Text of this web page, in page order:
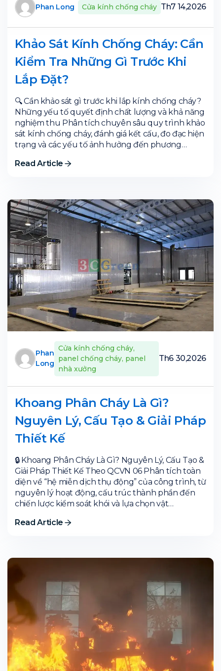
Phan Long Cửa kính chống cháy Th7 14,2026
Khảo Sát Kính Chống Cháy: Cần
Kiểm Tra Những Gì Trước Khi
Lắp Đặt?
🔍 Cần khảo sát gì trước khi lắp kính chống cháy?
Những yếu tố quyết định chất lượng và khả năng
nghiệm thu Phân tích chuyên sâu quy trình khảo
sát kính chống cháy, đánh giá kết cấu, đo đạc hiện
trạng và các yếu tố ảnh hưởng đến phương…
Read Article
Phan
Long
Cửa kính chống cháy,
panel chống cháy, panel
nhà xưởng
Th6 30,2026
Khoang Phân Cháy Là Gì?
Nguyên Lý, Cấu Tạo & Giải Pháp
Thiết Kế
🔒 Khoang Phân Cháy Là Gì? Nguyên Lý, Cấu Tạo &
Giải Pháp Thiết Kế Theo QCVN 06 Phân tích toàn
diện về “hệ miễn dịch thụ động” của công trình, từ
nguyên lý hoạt động, cấu trúc thành phần đến
chiến lược kiểm soát khói và lựa chọn vật…
Read Article